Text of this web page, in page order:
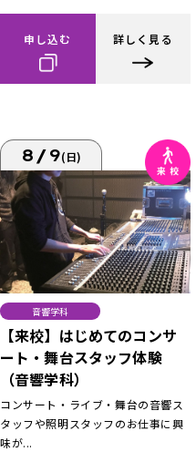
申し込む 詳しく見る
8/9(日)
音響学科
【来校】はじめてのコンサ
ート・舞台スタッフ体験
（音響学科）
コンサート・ライブ・舞台の音響ス
タッフや照明スタッフのお仕事に興
味が...